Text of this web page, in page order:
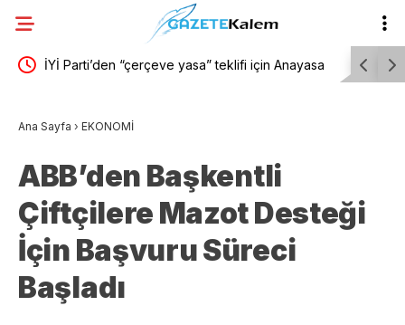
İYİ Parti’den “çerçeve yasa” teklifi için Anayasa Okul
Ana Sayfa › EKONOMİ
ABB’den Başkentli
Çiftçilere Mazot Desteği
İçin Başvuru Süreci
Başladı